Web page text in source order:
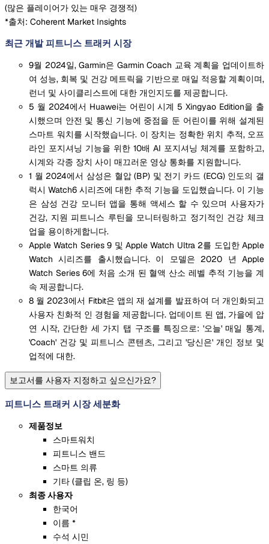
(많은 플레이어가 있는 매우 경쟁적)
*출처: Coherent Market Insights
최근 개발 피트니스 트래커 시장
9월 2024일, Garmin은 Garmin Coach 교육 계획을 업데이트하
여 성능, 회복 및 건강 메트릭을 기반으로 매일 적응할 계획이며,
런너 및 사이클리스트에 대한 개인지도를 제공합니다.
5 월 2024에서 Huawei는 어린이 시계 5 Xingyao Edition을 출
시했으며 안전 및 통신 기능에 중점을 둔 어린이를 위해 설계된
스마트 워치를 시작했습니다. 이 장치는 정확한 위치 추적, 오프
라인 포지셔닝 기능을 위한 10배 AI 포지셔닝 체계를 포함하고,
시계와 각종 장치 사이 매끄러운 영상 통화를 지원합니다.
1 월 2024에서 삼성은 혈압 (BP) 및 전기 카드 (ECG) 인도의 갤
럭시 Watch6 시리즈에 대한 추적 기능을 도입했습니다. 이 기능
은 삼성 건강 모니터 앱을 통해 액세스 할 수 있으며 사용자가
건강, 지원 피트니스 루틴을 모니터링하고 정기적인 건강 체크
업을 용이하게합니다.
Apple Watch Series 9 및 Apple Watch Ultra 2를 도입한 Apple
Watch 시리즈를 출시했습니다. 이 모델은 2020 년 Apple
Watch Series 6에 처음 소개 된 혈액 산소 레벨 추적 기능을 계
속 제공합니다.
8 월 2023에서 Fitbit은 앱의 재 설계를 발표하여 더 개인화되고
사용자 친화적 인 경험을 제공합니다. 업데이트 된 앱, 가을에 압
연 시작, 간단한 세 가지 탭 구조를 특징으로: '오늘' 매일 통계,
'Coach' 건강 및 피트니스 콘텐츠, 그리고 '당신은' 개인 정보 및
업적에 대한.
보고서를 사용자 지정하고 싶으신가요?
피트니스 트래커 시장 세분화
제품정보
스마트워치
피트니스 밴드
스마트 의류
기타 (클립 온, 링 등)
최종 사용자
한국어
이름 *
수석 시민